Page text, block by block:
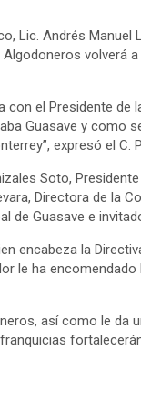
Lic. Andrés Manuel
volverá
el Presidente de
Guasave y como
expresó el C.
Soto,
Directora de la
de Guasave e
encabeza la
le ha
así como le da